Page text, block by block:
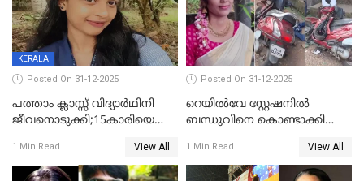
KERALA
Posted On 31-12-2025
പത്താം ക്ലാസ്സ് വിദ്യാര്‍ഥിനി
ജീവനൊടുക്കി;15കാരിയെ
കിടപ്പുമുറിയില്‍ തൂങ്ങി മരിച്ച
നിലയിൽ
1 Min Read View All
Posted On 31-12-2025
റെയിൽവേ സ്റ്റേഷനിൽ
ബന്ധുവിനെ കൊണ്ടാക്കി
ലോറി സ്കൂട്ടറിൽ ഇടിച്ചു :
യുവതിക്ക് ദാരുണാന്ത്യം
1 Min Read View All